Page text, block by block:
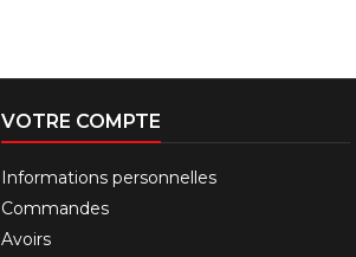
VOTRE COMPTE
Informations personnelles
Commandes
Avoirs